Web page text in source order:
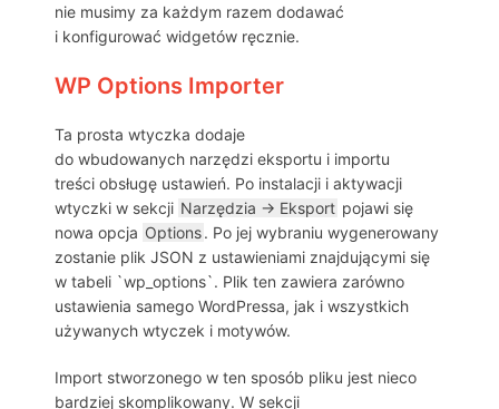
nie musimy za każdym razem dodawać
i konfigurować widgetów ręcznie.
WP Options Importer
Ta prosta wtyczka dodaje
do wbudowanych narzędzi eksportu i importu
treści obsługę ustawień. Po instalacji i aktywacji
wtyczki w sekcji Narzędzia → Eksport pojawi się
nowa opcja Options. Po jej wybraniu wygenerowany
zostanie plik JSON z ustawieniami znajdującymi się
w tabeli `wp_options`. Plik ten zawiera zarówno
ustawienia samego WordPressa, jak i wszystkich
używanych wtyczek i motywów.
Import stworzonego w ten sposób pliku jest nieco
bardziej skomplikowany. W sekcji